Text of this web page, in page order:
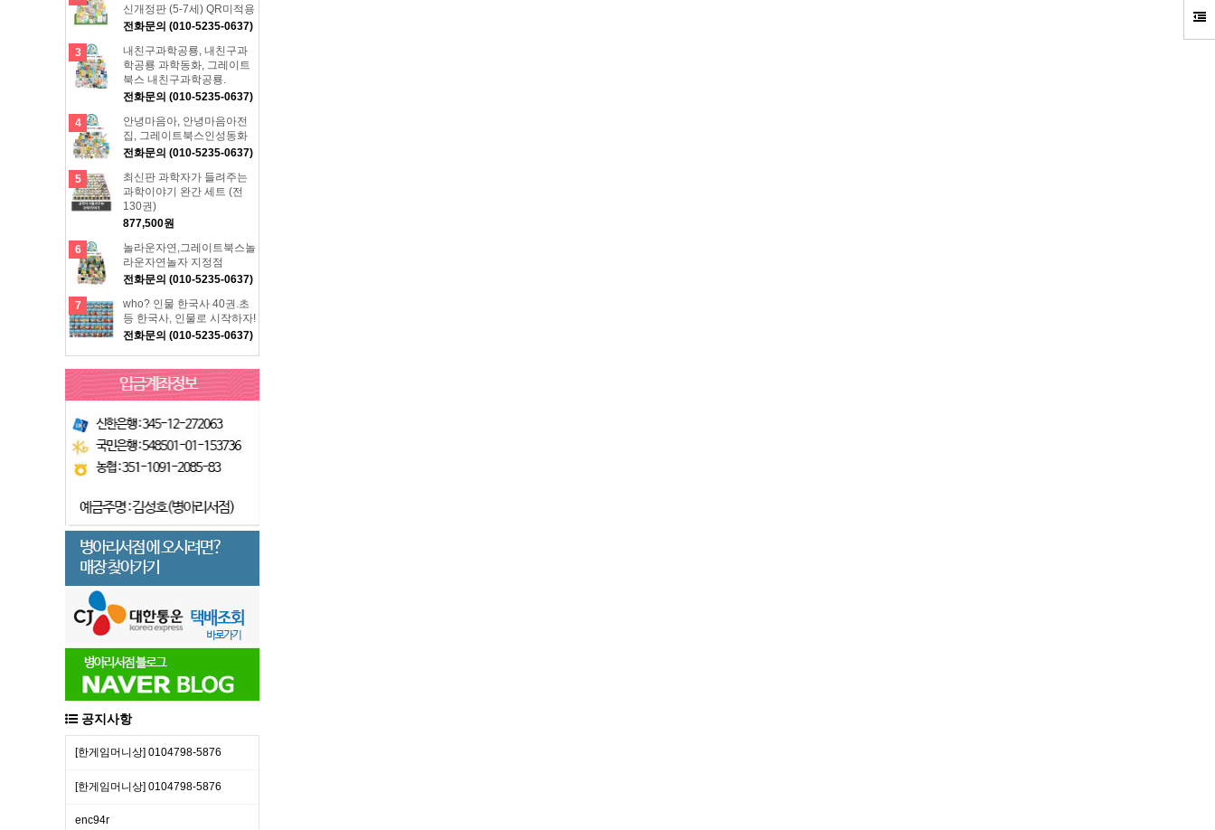
신개정판 (5-7세) QR미적용
전화문의 (010-5235-0637)
3
내친구과학공룡, 내친구과
학공룡 과학동화, 그레이트
북스 내친구과학공룡.
전화문의 (010-5235-0637)
4
안녕마음아, 안녕마음아전
집, 그레이트북스인성동화
전화문의 (010-5235-0637)
5
최신판 과학자가 들려주는
과학이야기 완간 세트 (전
130권)
877,500원
6
놀라운자연,그레이트북스놀
라운자연놀자 지정점
전화문의 (010-5235-0637)
7
who? 인물 한국사 40권.초
등 한국사, 인물로 시작하자!
전화문의 (010-5235-0637)
공지사항
[한​게임​머니​상] 01​04​79​8-​58​76
[한​게임​머니​상] 01​04​79​8-​58​76
enc94r